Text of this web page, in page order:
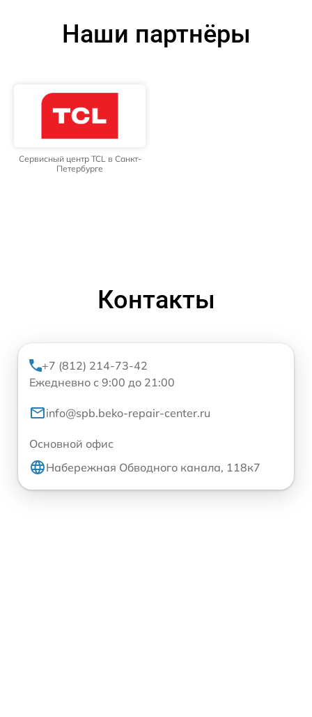
Наши партнёры
Сервисный центр TCL в Санкт-
Петербурге
Контакты
+7 (812) 214-73-42
Ежедневно с 9:00 до 21:00
info@spb.beko-repair-center.ru
Основной офис
Набережная Обводного канала, 118к7